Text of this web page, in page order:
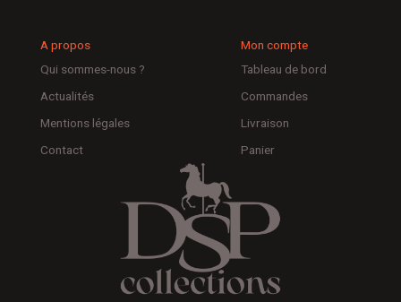
A propos
Qui sommes-nous ?
Actualités
Mentions légales
Contact
Mon compte
Tableau de bord
Commandes
Livraison
Panier